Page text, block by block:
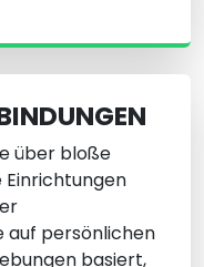
über bloße
Einrichtungen
auf persönlichen
basiert,